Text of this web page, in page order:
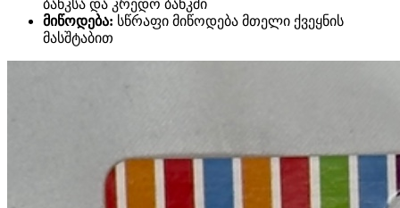
ბანკსა და კრედო ბანკში
მიწოდება: სწრაფი მიწოდება მთელი ქვეყნის
მასშტაბით